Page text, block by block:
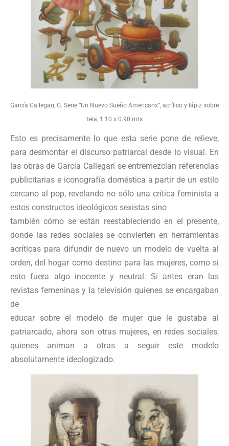
García Callegari, G. Serie “Un Nuevo Sueño Americanx”, acrílico y lápiz sobre
tela, 1.10 x 0.90 mts
Esto es precisamente lo que esta serie pone de relieve,
para desmontar el discurso patriarcal desde lo visual. En
las obras de García Callegari se entremezclan referencias
publicitarias e iconografía doméstica a partir de un estilo
cercano al pop, revelando no sólo una crítica feminista a
estos constructos ideológicos sexistas sino
también cómo se están reestableciendo en el presente,
donde las redes sociales se convierten en herramientas
acríticas para difundir de nuevo un modelo de vuelta al
orden, del hogar como destino para las mujeres, como si
esto fuera algo inocente y neutral. Si antes eran las
revistas femeninas y la televisión quienes se encargaban
de
educar sobre el modelo de mujer que le gustaba al
patriarcado, ahora son otras mujeres, en redes sociales,
quienes animan a otras a seguir este modelo
absolutamente ideologizado.